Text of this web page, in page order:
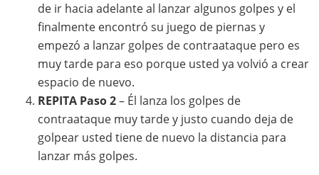
de ir hacia adelante al lanzar algunos golpes y el
finalmente encontró su juego de piernas y
empezó a lanzar golpes de contraataque pero es
muy tarde para eso porque usted ya volvió a crear
espacio de nuevo.
REPITA Paso 2– Él lanza los golpes de
contraataque muy tarde y justo cuando deja de
golpear usted tiene de nuevo la distancia para
lanzar más golpes.